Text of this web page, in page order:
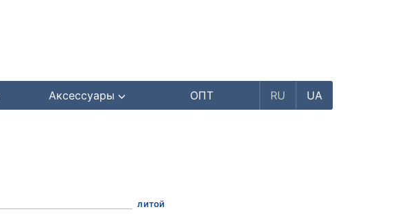
Аксессуары ОПТ RU UA
литой